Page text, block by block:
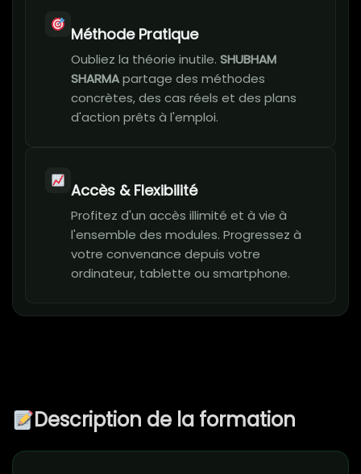
Méthode Pratique
Oubliez la théorie inutile. SHUBHAM
SHARMApartage des méthodes
concrètes, des cas réels et des plans
d'action prêts à l'emploi.
Accès & Flexibilité
Profitez d'un accès illimité et à vie à
l'ensemble des modules. Progressez à
votre convenance depuis votre
ordinateur, tablette ou smartphone.
Description de la formation